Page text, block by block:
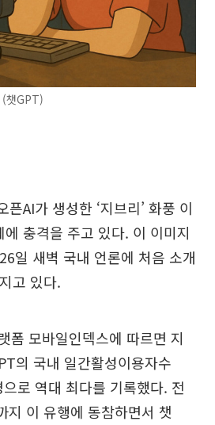
챗GPT)
AI가 생성한 ‘지브리’ 화풍 이
충격을 주고 있다. 이 이미지
일 새벽 국내 언론에 처음 소개
고 있다.
폼 모바일인덱스에 따르면 지
의 국내 일간활성이용자수
로 역대 최다를 기록했다. 전
지 이 유행에 동참하면서 챗